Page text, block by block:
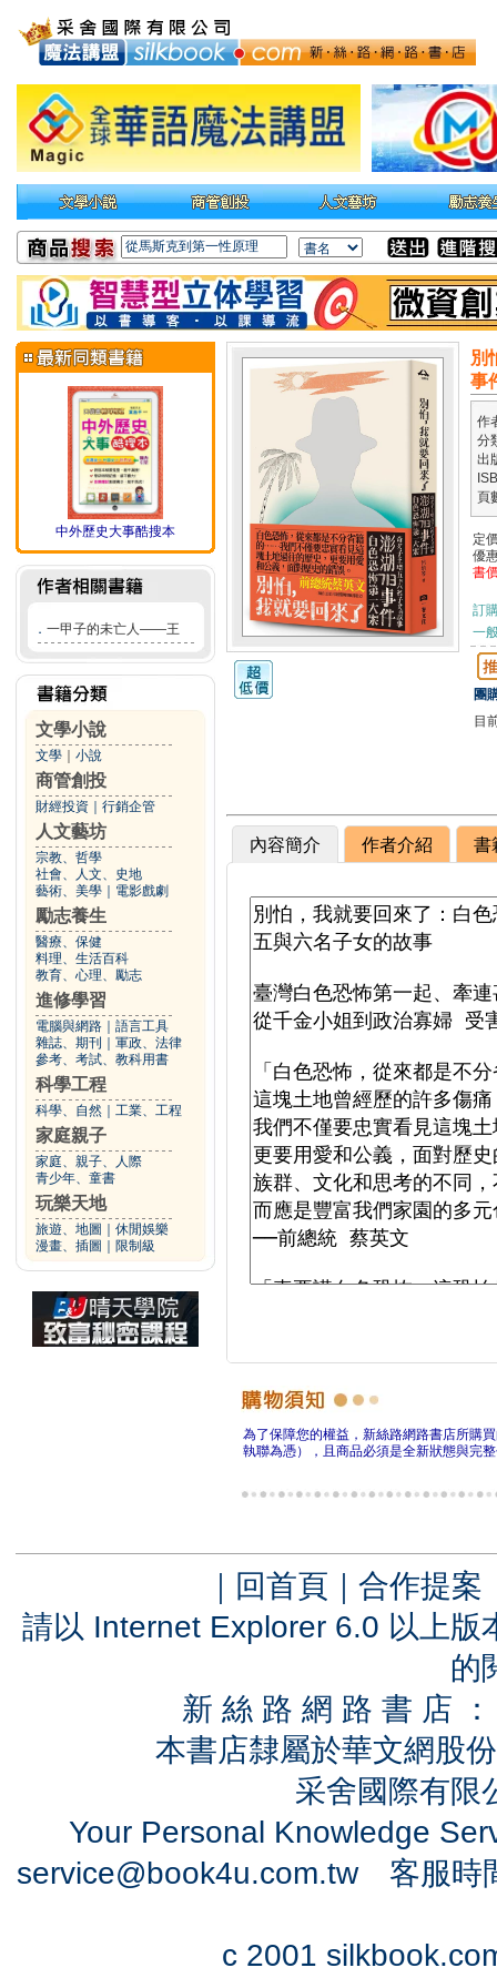
中外歷史大事酷搜本
． 一甲子的未亡人——王
文學小說
文學 小說
商管創投
財經投資 行銷企管
人文藝坊
宗教、哲學
社會、人文、史地
藝術、美學
電影戲劇
勵志養生
醫療、保健
料理、生活百科
教育、心理、勵志
進修學習
電腦與網路
語言工具
雜誌、期刊
軍政、法律
參考、考試、教科用書
科學工程
科學、自然 工業、工程
家庭親子
家庭、親子、人際
青少年、童書
玩樂天地
旅遊、地圖
休閒娛樂
漫畫、插圖
限制級
別
事
作
分
出
頁
定
優
書
訂
一
團
目
內容簡介 作者介紹 書
為了保障您的權益，新絲路網路書店所購
執聯為憑），且商品必須是全新狀態與完
｜ 回首頁 ｜ 合作提案
請以 Internet Explorer 6.0 以上
的
新 絲 路 網 路 書 店
本書店隸屬於華文網股
采舍國際有
Your Personal Knowledge
service@book4u.com.tw客服時
c 2001